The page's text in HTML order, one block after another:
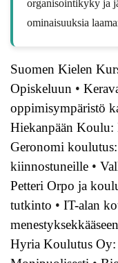
organisointikyky ja
ominaisuuksia
Suomen Kielen
Opiskeluun •
oppimisympäristö
Hiekanpään Koulu:
Geronomi
kiinnostuneille •
Petteri Orpo ja
tutkinto • IT-alan
Hyria Koulutus Oy: